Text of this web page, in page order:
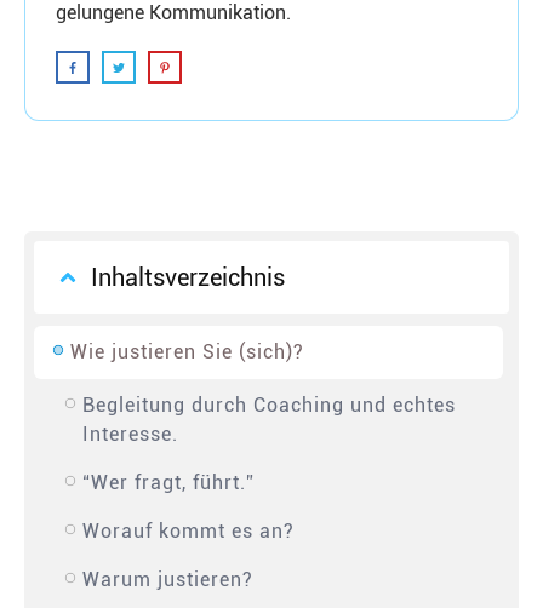
gelungene Kommunikation.
Inhaltsverzeichnis
Wie justieren Sie (sich)?
Begleitung durch Coaching und echtes
Interesse.
“Wer fragt, führt.”
Worauf kommt es an?
Warum justieren?